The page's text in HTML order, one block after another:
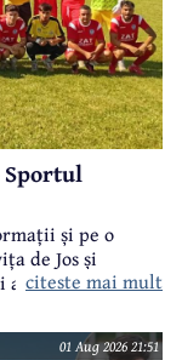
Sportul
și pe o
de Jos și
amical.
citeste mai mult
01 Aug 2026 21:51